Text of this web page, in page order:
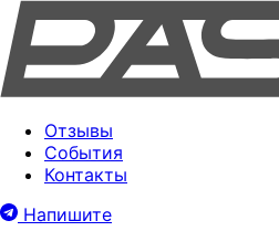
Отзывы
События
Контакты
Напишите